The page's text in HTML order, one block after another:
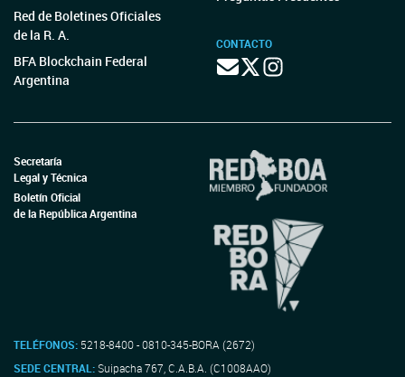
Red de Boletines Oficiales
de la R. A.
BFA Blockchain Federal
Argentina
CONTACTO
Secretaría
Legal y Técnica
Boletín Oficial
de la República Argentina
TELÉFONOS: 5218-8400 - 0810-345-BORA (2672)
SEDE CENTRAL:Suipacha 767, C.A.B.A. (C1008AAO)